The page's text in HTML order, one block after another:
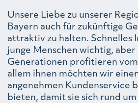
Unsere Liebe zu unserer
Bayern auch für zukünftige
attraktiv zu halten. Schnelles
junge Menschen wichtig,
Generationen profitieren
allem ihnen möchten wir
angenehmen Kundenservice
bieten, damit sie sich rund